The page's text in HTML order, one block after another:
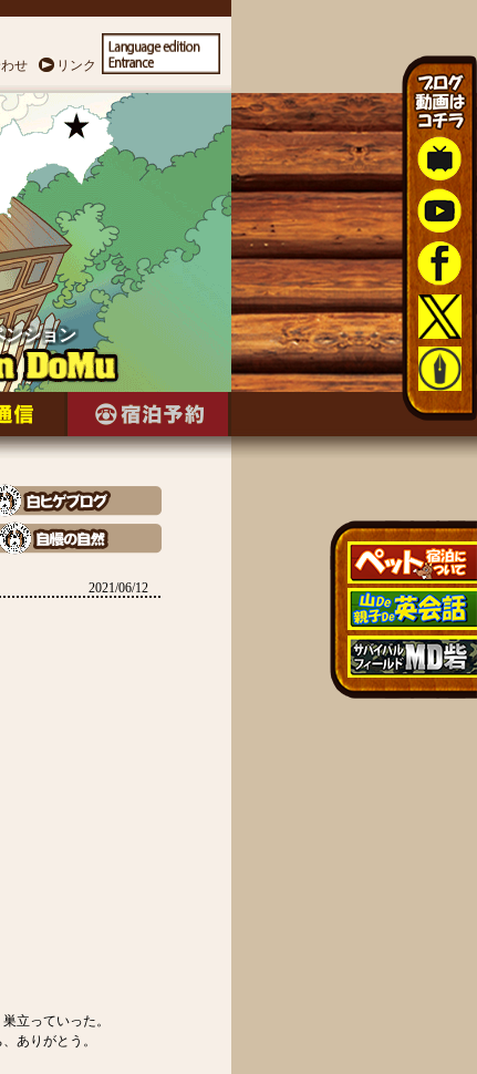
せ リンク
ンション
ション
ション
ンション
ンション
ンション
ンション
ンション
ション
ション
ション
ション
ション
ション
ション
ンション
ンション
ンション
ンション
ンション
ンション
ンション
ンション
ンション
ンション
2021/06/12
立っていった。
ありがとう。